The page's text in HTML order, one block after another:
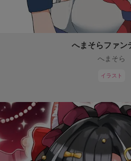
へまそらファン
へまそら
イラスト